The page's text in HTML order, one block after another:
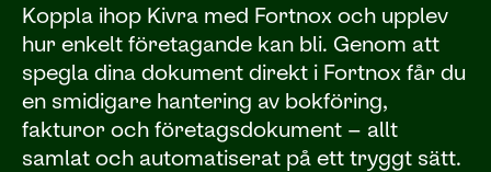
Koppla ihop Kivra med Fortnox och upplev
hur enkelt företagande kan bli. Genom att
spegla dina dokument direkt i Fortnox får du
en smidigare hantering av bokföring,
fakturor och företagsdokument – allt
samlat och automatiserat på ett tryggt sätt.